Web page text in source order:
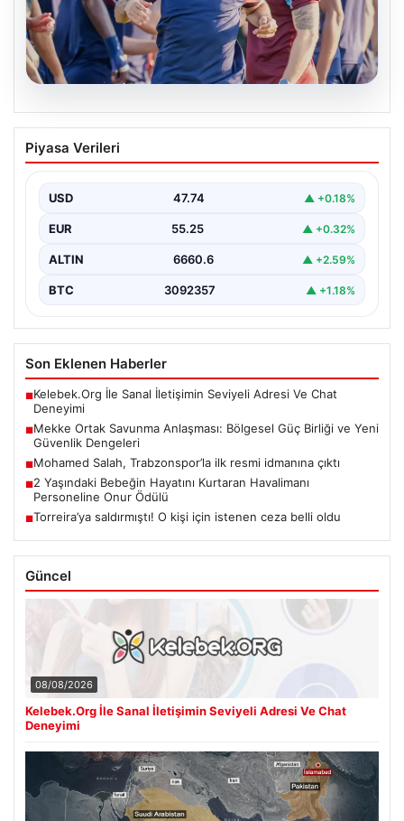
06.08.2026
Mohamed Salah, Trabzonspor’la ilk
resmi idmanına çıktı
Trabzonspor, kadrosuna kattığı Mohamed Salah ile ilk
antrenmanını gerçekleştirmenin…
Piyasa Verileri
USD 47.74 ▲ +0.18%
EUR 55.25 ▲ +0.32%
ALTIN 6660.6 ▲ +2.59%
BTC 3092357 ▲ +1.18%
Son Eklenen Haberler
■Kelebek.Org İle Sanal İletişimin Seviyeli Adresi Ve Chat
Deneyimi
■Mekke Ortak Savunma Anlaşması: Bölgesel Güç Birliği ve Yeni
Güvenlik Dengeleri
■Mohamed Salah, Trabzonspor’la ilk resmi idmanına çıktı
■2 Yaşındaki Bebeğin Hayatını Kurtaran Havalimanı
Personeline Onur Ödülü
■Torreira’ya saldırmıştı! O kişi için istenen ceza belli oldu
Güncel
08/08/2026
Kelebek.Org İle Sanal İletişimin Seviyeli Adresi Ve Chat
Deneyimi